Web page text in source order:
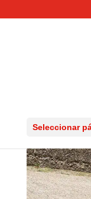
Seleccionar